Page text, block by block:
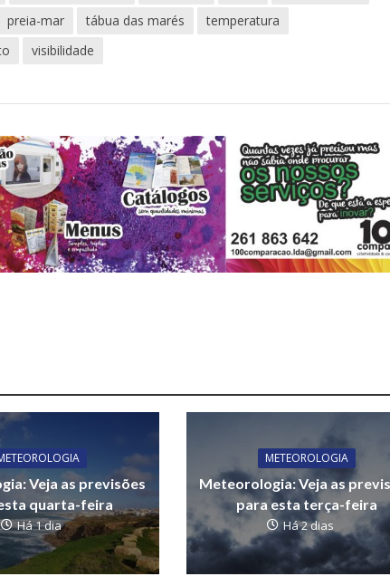
preia-mar tábua das marés
temperatura
visibilidade
Veja as previsões
quarta-feira
Há 1 dia
METEOROLOGIA
Meteorologia: Veja as
para esta terça-feira
Há 2 dias